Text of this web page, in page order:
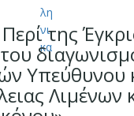
της
Υπεύθυνου
Λιμένων